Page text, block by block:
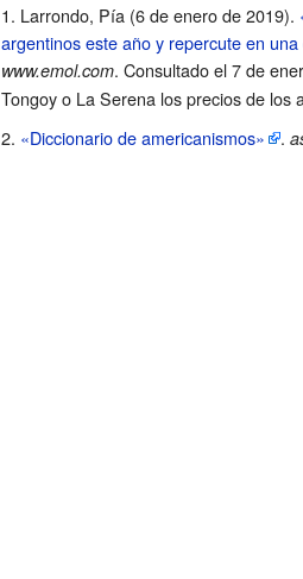
Larrondo, Pía (6 de enero de 2019).
argentinos este año y repercute en
www.emol.com. Consultado el 7 de
Tongoy o La Serena los precios de los
«Diccionario de americanismos»
.